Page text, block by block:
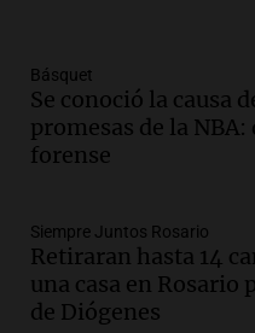
Audio.Docentes
descuentos de
pesos, denuncia
Audio.Brutal
anciano de 88
robarle un
Panorama Federal
Básquet
Se conoció la causa
promesas de la
forense
Siempre Juntos Rosario
Retiraran hasta 14
una casa en Rosario
de Diógenes